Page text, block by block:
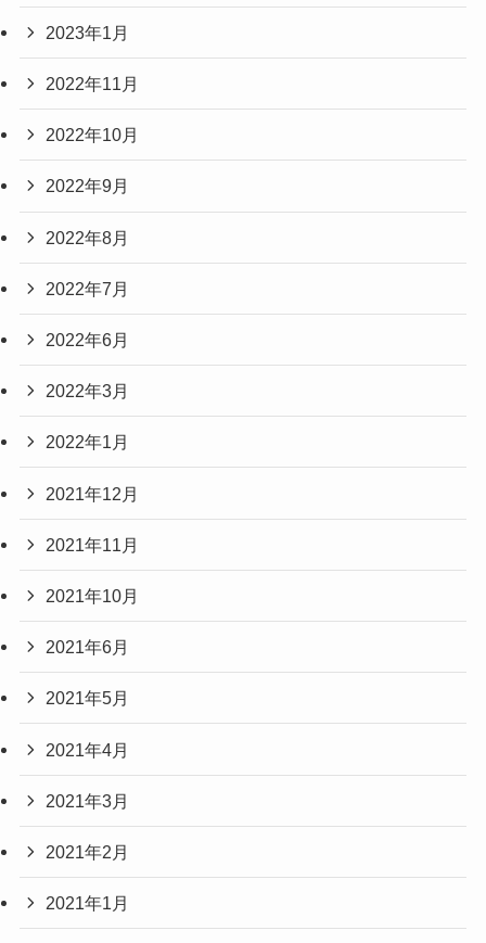
2023年1月
2022年11月
2022年10月
2022年9月
2022年8月
2022年7月
2022年6月
2022年3月
2022年1月
2021年12月
2021年11月
2021年10月
2021年6月
2021年5月
2021年4月
2021年3月
2021年2月
2021年1月